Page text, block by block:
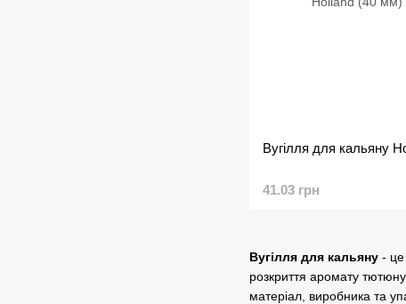
Вугілля для кальяну - це
розкриття аромату
матеріал, виробника та
Вугілля для кальяну
41.03 грн